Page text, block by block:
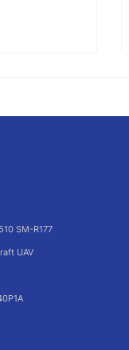
SM-R177
UAV